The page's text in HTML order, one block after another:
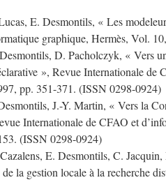
E. Desmontils, « Les
graphique, Hermès, Vol.
D. Pacholczyk, « Vers
», Revue Internationale de
pp. 351-371. (ISSN 0298-0924)
J.-Y. Martin, « Vers la
Internationale de CFAO et
(ISSN 0298-0924)
E. Desmontils, C.
de la gestion locale à la recherche